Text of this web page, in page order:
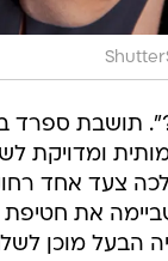
תושבת ספרד
ומדויקת
צעד אחד
את חטיפת
הבעל מוכן